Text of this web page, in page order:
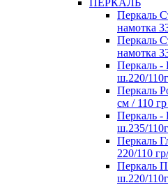
ПЕРКАЛЬ
Перкаль
намотка
Перкаль
намотка
Перкаль -
ш.220/
Перкаль
см / 110
Перкаль -
ш.235/
Перкаль
220/110
Перкаль
ш.220/